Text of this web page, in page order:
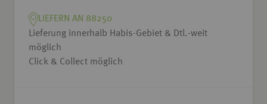
LIEFERN AN 88250
Lieferung innerhalb Habis-Gebiet & Dtl.-weit
möglich
Click & Collect möglich